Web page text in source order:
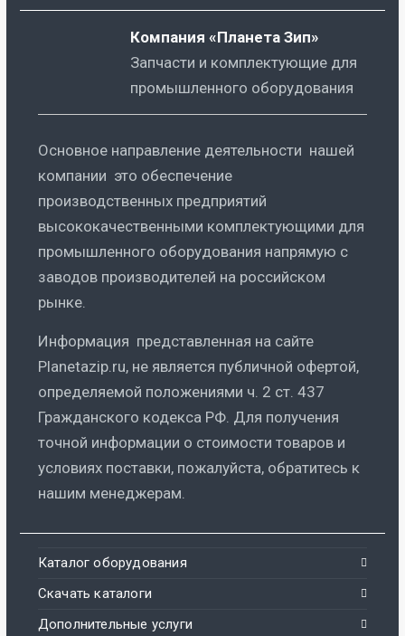
Компания «Планета Зип»
Запчасти и комплектующие для
промышленного оборудования
Основное направление деятельности нашей
компании это обеспечение
производственных предприятий
высококачественными комплектующими для
промышленного оборудования напрямую с
заводов производителей на российском
рынке.
Информация представленная на сайте
Planetazip.ru, не является публичной офертой,
определяемой положениями ч. 2 ст. 437
Гражданского кодекса РФ. Для получения
точной информации о стоимости товаров и
условиях поставки, пожалуйста, обратитесь к
нашим менеджерам.
Каталог оборудования
Скачать каталоги
Дополнительные услуги